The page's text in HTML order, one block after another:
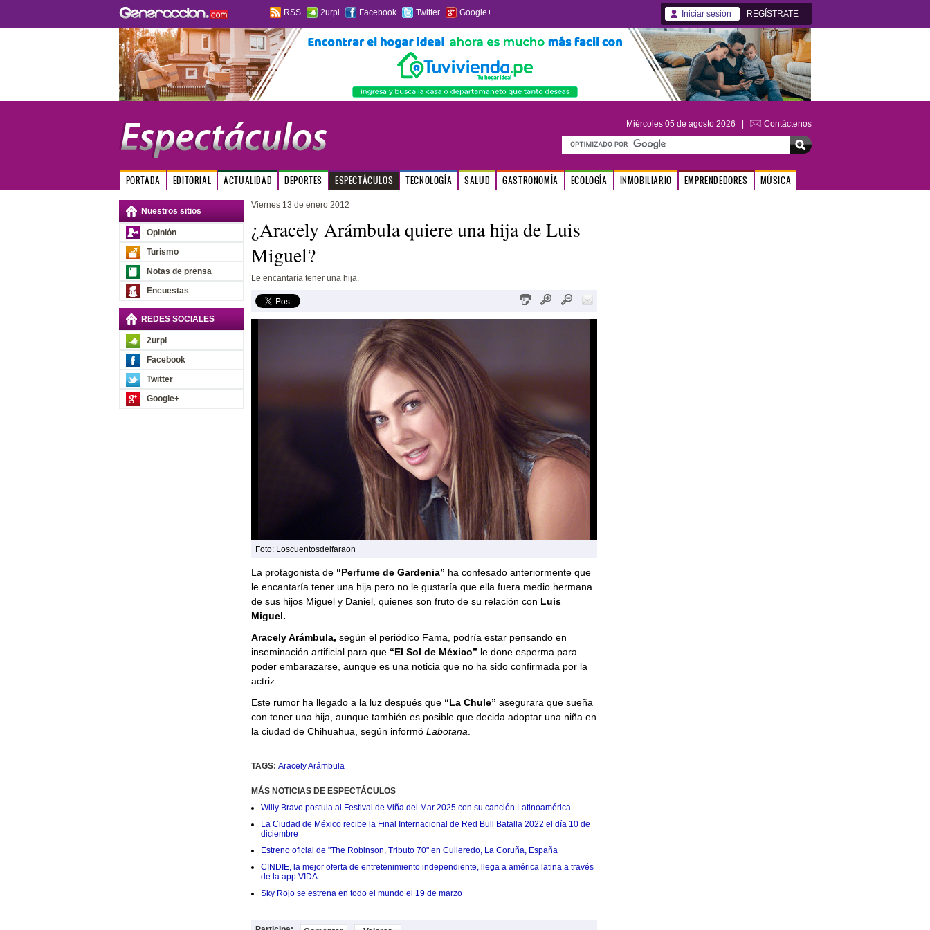
RSS 2urpi Facebook Twitter Google+ Iniciar sesión REGÍSTRATE
Miércoles 05 de agosto 2026 | Contáctenos
PORTADA EDITORIAL ACTUALIDAD DEPORTES ESPECTÁCULOS TECNOLOGÍA SALUD GASTRONOMÍA ECOLOGÍA INMOBILIARIO EMPRENDEDORES MÚSICA
Nuestros sitios
Opinión
Turismo
Notas de prensa
Encuestas
REDES SOCIALES
2urpi
Facebook
Twitter
Google+
Viernes 13 de enero 2012
¿Aracely Arámbula quiere una hija de Luis
Miguel?
Le encantaría tener una hija.
Foto: Loscuentosdelfaraon
La protagonista de “Perfume de Gardenia” ha confesado anteriormente que
le encantaría tener una hija pero no le gustaría que ella fuera medio hermana
de sus hijos Miguel y Daniel, quienes son fruto de su relación con Luis
Miguel.
Aracely Arámbula, según el periódico Fama, podría estar pensando en
inseminación artificial para que “El Sol de México” le done esperma para
poder embarazarse, aunque es una noticia que no ha sido confirmada por la
actriz.
Este rumor ha llegado a la luz después que “La Chule” asegurara que sueña
con tener una hija, aunque también es posible que decida adoptar una niña en
la ciudad de Chihuahua, según informó Labotana
TAGS: Aracely Arámbula
MÁS NOTICIAS DE ESPECTÁCULOS
Willy Bravo postula al Festival de Viña del Mar 2025 con su canción Latinoamérica
La Ciudad de México recibe la Final Internacional de Red Bull Batalla 2022 el día 10 de
diciembre
Estreno oficial de "The Robinson, Tributo 70" en Culleredo, La Coruña, España
CINDIE, la mejor oferta de entretenimiento independiente, llega a américa latina a través
de la app VIDA
Sky Rojo se estrena en todo el mundo el 19 de marzo